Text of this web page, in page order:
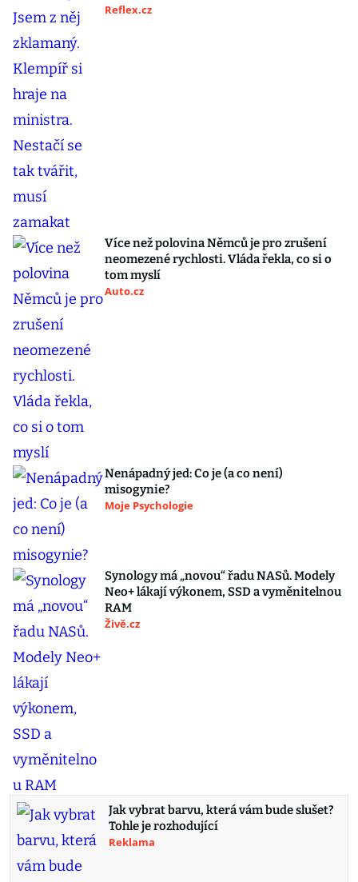
Reflex.cz
Více než polovina Němců je pro zrušení
neomezené rychlosti. Vláda řekla, co si o
tom myslí
Auto.cz
Nenápadný jed: Co je (a co není)
misogynie?
Moje Psychologie
Synology má „novou“ řadu NASů. Modely
Neo+ lákají výkonem, SSD a vyměnitelnou
RAM
Živě.cz
Jak vybrat barvu, která vám bude slušet?
Tohle je rozhodující
Reklama